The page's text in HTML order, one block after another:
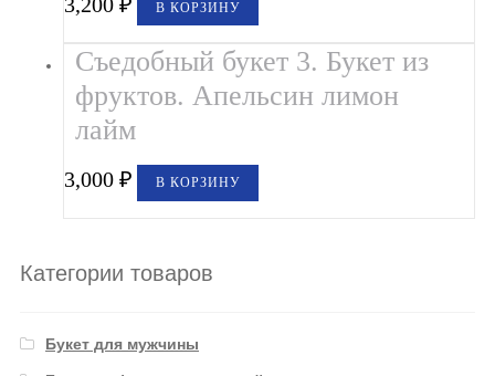
В КОРЗИНУ
Съедобный букет 3. Букет из
фруктов. Апельсин лимон
лайм
3,000₽ В КОРЗИНУ
Категории товаров
Букет для мужчины